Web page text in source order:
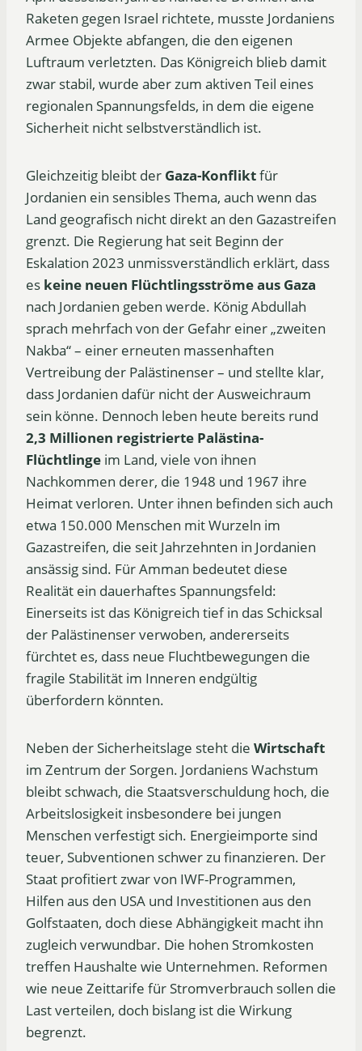
Raketen gegen Israel richtete, musste Jordaniens
Armee Objekte abfangen, die den eigenen
Luftraum verletzten. Das Königreich blieb damit
zwar stabil, wurde aber zum aktiven Teil eines
regionalen Spannungsfelds, in dem die eigene
Sicherheit nicht selbstverständlich ist.
Gleichzeitig bleibt der Gaza-Konfliktfür
Jordanien ein sensibles Thema, auch wenn das
Land geografisch nicht direkt an den Gazastreifen
grenzt. Die Regierung hat seit Beginn der
Eskalation 2023 unmissverständlich erklärt, dass
es keine neuen Flüchtlingsströme aus Gaza
nach Jordanien geben werde. König Abdullah
sprach mehrfach von der Gefahr einer „zweiten
Nakba“ – einer erneuten massenhaften
Vertreibung der Palästinenser – und stellte klar,
dass Jordanien dafür nicht der Ausweichraum
sein könne. Dennoch leben heute bereits rund
2,3 Millionen registrierte Palästina-
Flüchtlinge im Land, viele von ihnen
Nachkommen derer, die 1948 und 1967 ihre
Heimat verloren. Unter ihnen befinden sich auch
etwa 150.000 Menschen mit Wurzeln im
Gazastreifen, die seit Jahrzehnten in Jordanien
ansässig sind. Für Amman bedeutet diese
Realität ein dauerhaftes Spannungsfeld:
Einerseits ist das Königreich tief in das Schicksal
der Palästinenser verwoben, andererseits
fürchtet es, dass neue Fluchtbewegungen die
fragile Stabilität im Inneren endgültig
überfordern könnten.
Neben der Sicherheitslage steht die Wirtschaft
im Zentrum der Sorgen. Jordaniens Wachstum
bleibt schwach, die Staatsverschuldung hoch, die
Arbeitslosigkeit insbesondere bei jungen
Menschen verfestigt sich. Energieimporte sind
teuer, Subventionen schwer zu finanzieren. Der
Staat profitiert zwar von IWF-Programmen,
Hilfen aus den USA und Investitionen aus den
Golfstaaten, doch diese Abhängigkeit macht ihn
zugleich verwundbar. Die hohen Stromkosten
treffen Haushalte wie Unternehmen. Reformen
wie neue Zeittarife für Stromverbrauch sollen die
Last verteilen, doch bislang ist die Wirkung
begrenzt.